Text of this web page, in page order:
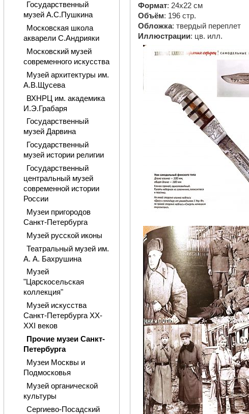
Формат: 24х22 см
Объём: 196 стр.
Обложка: твердый переплет
Иллюстрации: цв. илл.
Государственный
музей А.С.Пушкина
Московская школа
акварели С.Андрияки
Московский музей
современного искусства
Музей архитектуры им.
А.В.Щусева
ВХНРЦ им. академика
И.Э.Грабаря
Государственный
музей Дарвина
Государственный
музей истории религии
Государственный
центральный музей
современной истории
России
Музеи пригородов
Санкт-Петербурга
Музей русской иконы
Театральный музей им.
А. А. Бахрушина
Музей
"Царскосельская
коллекция"
Музей искусства
Санкт-Петербурга XX-
XXI веков
Прочие музеи Санкт-
Петербурга
Музеи Москвы и
Подмосковья
Музей органической
культуры
Сергиево-Посадский